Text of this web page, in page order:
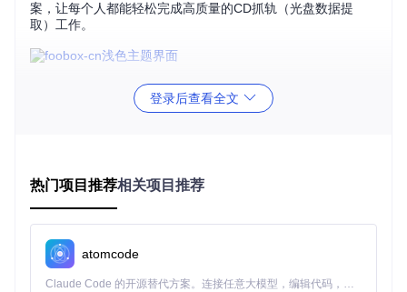
案，让每个人都能轻松完成高质量的CD抓轨（光盘数据提
取）工作。
foobox-cn浅色主题界面展示了清晰的音乐库管理和播放控制
区域，让抓轨后的音乐管理一目了然
你属于哪种音乐爱好者？
音质追求者：无法忍受任何音质损失，追求原汁原味的音乐
体验
实用主义者：希望在不同设备上流畅播放，兼顾音质与文件
大小
收藏管理者
管理
登录后查看全文
热门项目推荐相关项目推荐
atomcode
Claude Code 的开源替代方案。连接任意大模型，编辑代码，运行命令，自动验证 — 全自动执行。用 Rust 构建，极致性能。 ｜ An open-source alternative to Claude Code. Connect any LLM, edit code, run commands, and verify changes — autonomously. Built in Rust for speed. Get Started